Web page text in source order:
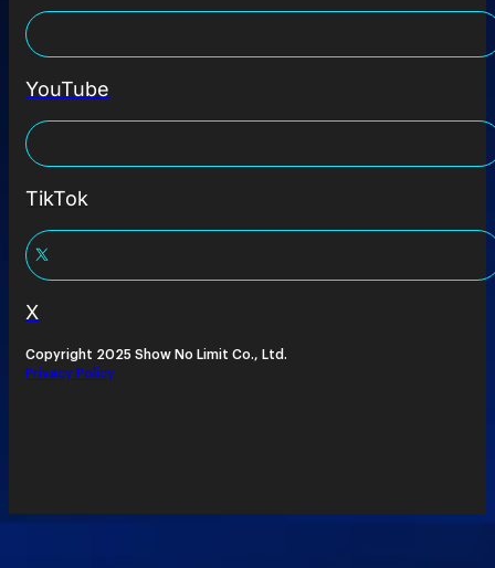
YouTube
TikTok
X
Copyright 2025 Show No Limit Co., Ltd.
Privacy Policy